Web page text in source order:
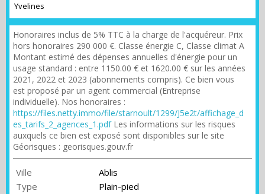
Yvelines
Honoraires inclus de 5% TTC à la charge de l'acquéreur. Prix
hors honoraires 290 000 €. Classe énergie C, Classe climat A
Montant estimé des dépenses annuelles d'énergie pour un
usage standard : entre 1150.00 € et 1620.00 € sur les années
2021, 2022 et 2023 (abonnements compris). Ce bien vous
est proposé par un agent commercial (Entreprise
individuelle). Nos honoraires :
https://files.netty.immo/file/starnoult/1299/J5e2t/affichage_d
es_tarifs_2_agences_1.pdfLes informations sur les risques
auxquels ce bien est exposé sont disponibles sur le site
Géorisques : georisques.gouv.fr
Ville
Ablis
Type
Plain-pied